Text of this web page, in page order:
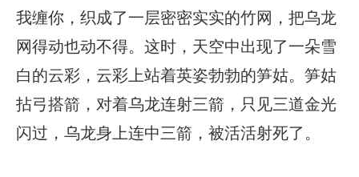
我缠你，织成了一层密密实实的竹网，把乌龙
网得动也动不得。这时，天空中出现了一朵雪
白的云彩，云彩上站着英姿勃勃的笋姑。笋姑
拈弓搭箭，对着乌龙连射三箭，只见三道金光
闪过，乌龙身上连中三箭，被活活射死了。